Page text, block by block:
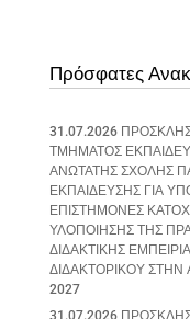
Πρόσφατες
31.07.2026
ΤΜΗΜΑΤΟΣ
ΑΝΩΤΑΤΗΣ ΣΧΟΛΗΣ
ΕΚΠΑΙΔΕΥΣΗΣ ΓΙΑ
ΕΠΙΣΤΗΜΟΝΕΣ
ΥΛΟΠΟΙΗΣΗΣ ΤΗΣ
ΔΙΔΑΚΤΙΚΗΣ
ΔΙΔΑΚΤΟΡΙΚΟΥ ΣΤΗΝ
2027
31.07.2026